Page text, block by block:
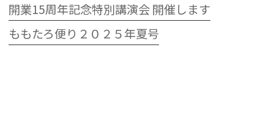
開業15周年記念特別講演会 開催します
ももたろ便り２０２５年夏号